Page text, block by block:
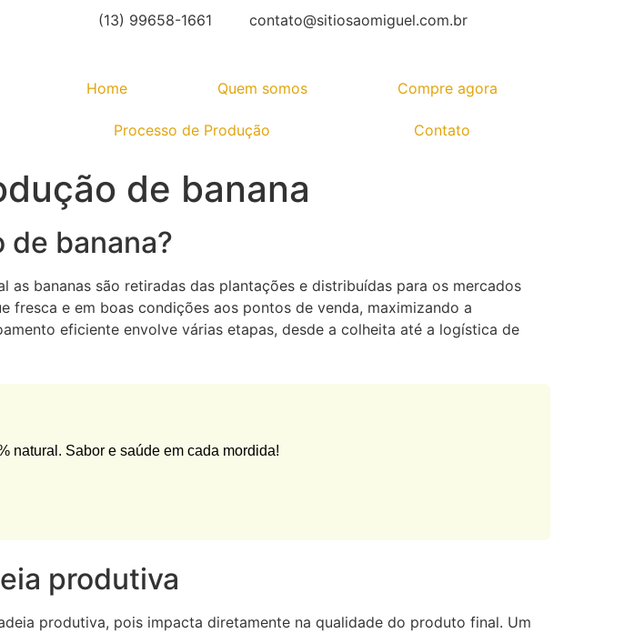
(13) 99658-1661 contato@sitiosaomiguel.com.br
Home Quem somos Compre agora
Processo de Produção Contato
de banana
de banana?
bananas são retiradas das plantações e distribuídas para os mercados
fresca e em boas condições aos pontos de venda, maximizando a
eficiente envolve várias etapas, desde a colheita até a logística de
natural. Sabor e saúde em cada mordida!
produtiva
produtiva, pois impacta diretamente na qualidade do produto final. Um